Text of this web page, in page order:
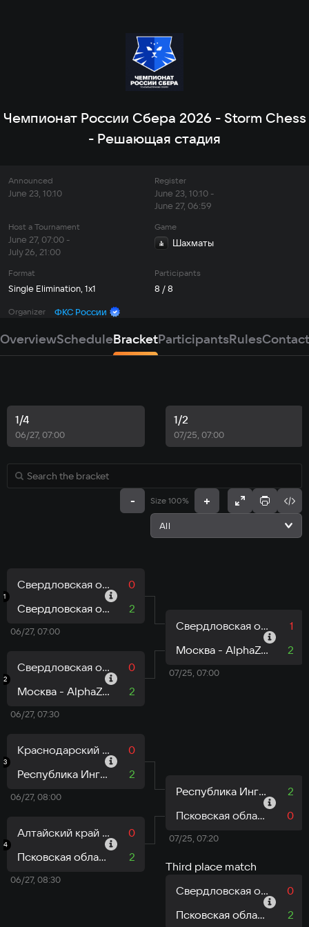
Чемпионат России Сбера 2026 - Storm Chess
- Решающая стадия
Announced
June 23, 10:10
Register
June 23, 10:10 -
June 27, 06:59
Host a Tournament
June 27, 07:00 -
July 26, 21:00
Game
Шахматы
Format
Single Elimination, 1x1
Participants
8 / 8
Organizer ФКС России
OverviewScheduleBracketParticipantsRules
1/4
06/27, 07:00
1/2
07/25, 07:00
- Size 100% +
All
1
Свердловская область - VarvaraD2012 - Денисова
0
Свердловская область - Pavel_2311 - Смирнягин
2
06/27, 07:00
2
Свердловская область - Chupacabra11 - Леонова
0
Москва - AlphaZero - Геронтиди
2
06/27, 07:30
3
Краснодарский край - xxx_sonya - Шафоростова
0
Республика Ингушетия - Tykot - Васильев
2
06/27, 08:00
4
Алтайский край - Top1Sadika - Размазин
0
Псковская область - ChessMan - Иванов
2
06/27, 08:30
Свердловская область - Pavel_2311 - Смирнягин
1
Москва - AlphaZero - Геронтиди
2
07/25, 07:00
Республика Ингушетия - Tykot - Васильев
2
Псковская область - ChessMan - Иванов
0
07/25, 07:20
Third place match
Свердловская область - Pavel_2311 - Смирнягин
0
Псковская область - ChessMan - Иванов
2